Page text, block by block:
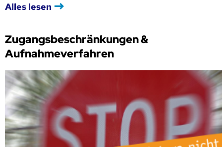
Alles lesen
Zugangsbeschränkungen &
Aufnahmeverfahren